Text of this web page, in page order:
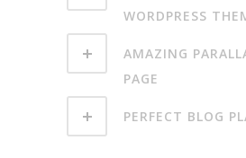
WORDPRESS
AMAZING
PAGE
PERFECT BLOG